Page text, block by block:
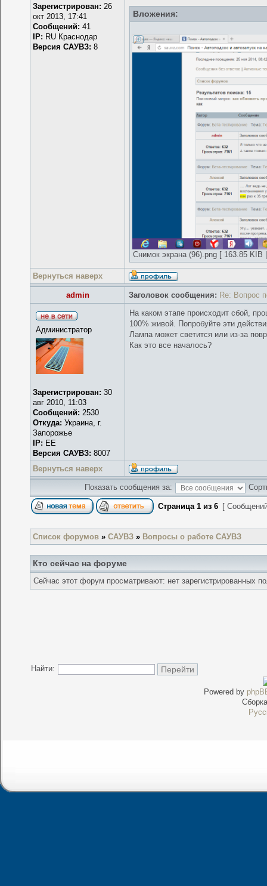
Зарегистрирован: 26
окт 2013, 17:41
Сообщений: 41
IP: RU Краснодар
Версия САУВЗ: 8
Вложения:
Снимок экрана (96).png [ 163.85 KIB
Вернуться наверх
admin Заголовок сообщения: Re: Вопрос
Администратор
Зарегистрирован: 30
авг 2010, 11:03
Сообщений: 2530
Откуда: Украина, г.
Запорожье
IP: EE
Версия САУВЗ: 8007
На каком этапе происходит сбой,
100% живой. Попробуйте эти
Лампа может светится или из-за
Как это все началось?
Вернуться наверх
Показать сообщения за:
Страница1 из6 [
Список форумов »САУВЗ » Вопросы о работе САУВЗ
Кто сейчас на форуме
Сейчас этот форум просматривают: нет зарегистрированных
Найти:
Powered by